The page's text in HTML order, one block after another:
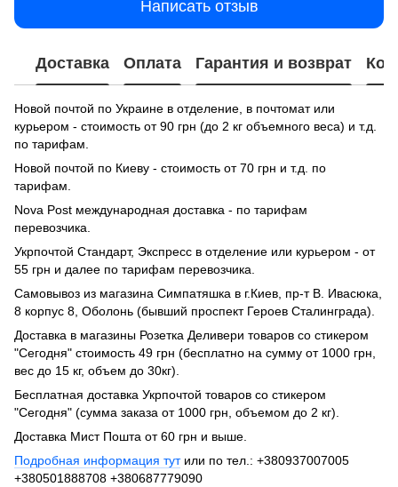
Написать отзыв
Доставка Оплата Гарантия и возврат
Новой почтой по Украине в отделение, в почтомат или
курьером - стоимость от 90 грн (до 2 кг объемного веса) и т.д.
по тарифам.
Новой почтой по Киеву - стоимость от 70 грн и т.д. по
тарифам.
Nova Post международная доставка - по тарифам
перевозчика.
Укрпочтой Стандарт, Экспресс в отделение или курьером - от
55 грн и далее по тарифам перевозчика.
Самовывоз из магазина Симпатяшка в г.Киев, пр-т В. Ивасюка,
8 корпус 8, Оболонь (бывший проспект Героев Сталинграда).
Доставка в магазины Розетка Деливери товаров со стикером
"Сегодня" стоимость 49 грн (бесплатно на сумму от 1000 грн,
вес до 15 кг, объем до 30кг).
Бесплатная доставка Укрпочтой товаров со стикером
"Сегодня" (сумма заказа от 1000 грн, объемом до 2 кг).
Доставка Мист Пошта от 60 грн и выше.
Подробная информация тутили по тел.: +380937007005
+380501888708 +380687779090